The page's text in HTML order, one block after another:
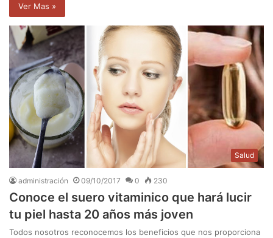
Ver Mas »
Salud
administración 09/10/2017 0 230
Conoce el suero vitaminico que hará lucir
tu piel hasta 20 años más joven
Todos nosotros reconocemos los beneficios que nos proporciona